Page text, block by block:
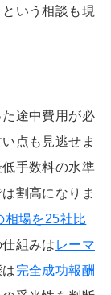
いう相談も現
途中費用が必
点も見逃せま
手数料の水準
割高になりま
相場を25社比
組みは レーマ
完全成功報酬